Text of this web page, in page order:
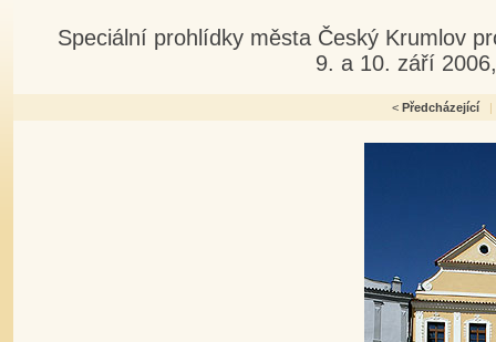
Speciální prohlídky města Český Krumlov
9. a 10. září
< Předcházející |